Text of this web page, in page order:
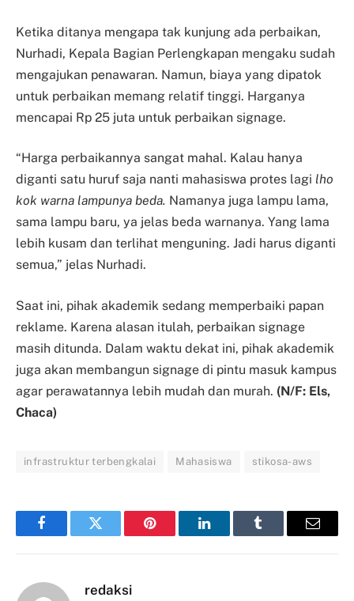
Ketika ditanya mengapa tak kunjung ada perbaikan,
Nurhadi, Kepala Bagian Perlengkapan mengaku sudah
mengajukan penawaran. Namun, biaya yang dipatok
untuk perbaikan memang relatif tinggi. Harganya
mencapai Rp 25 juta untuk perbaikan signage.
“Harga perbaikannya sangat mahal. Kalau hanya
diganti satu huruf saja nanti mahasiswa protes lagi lho
kok warna lampunya beda. Namanya juga lampu lama,
sama lampu baru, ya jelas beda warnanya. Yang lama
lebih kusam dan terlihat menguning. Jadi harus diganti
semua,” jelas Nurhadi.
Saat ini, pihak akademik sedang memperbaiki papan
reklame. Karena alasan itulah, perbaikan signage
masih ditunda. Dalam waktu dekat ini, pihak akademik
juga akan membangun signage di pintu masuk kampus
agar perawatannya lebih mudah dan murah. (N/F: Els,
Chaca)
infrastruktur terbengkalai Mahasiswa stikosa-aws
FacebookTwitter Pinterest LinkedInTumblr Email
redaksi